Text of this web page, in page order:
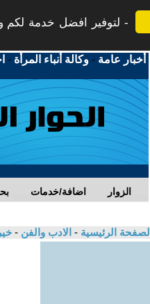
لتوفير افضل خدمة لكم
أخبار عامة -وكالة أنباء المرأة -
اضافة/خدمات الزوار
الصفحة الرئيسية - الادب والفن -